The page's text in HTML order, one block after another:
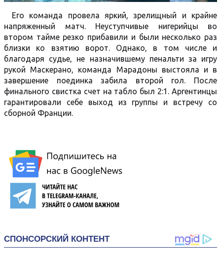
Его команда провела яркий, зрелищный и крайне
напряженный матч. Неуступчивые нигерийцы во
втором тайме резко прибавили и были несколько раз
близки ко взятию ворот. Однако, в том числе и
благодаря судье, не назначившему пенальти за игру
рукой Маскерано, команда Марадоны выстояла и в
завершение поединка забила второй гол. После
финального свистка счет на табло был 2:1. Аргентинцы
гарантировали себе выход из группы и встречу со
сборной Франции.